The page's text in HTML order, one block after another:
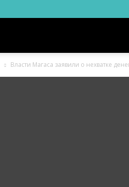
Власти Магаса заявили о нехватке